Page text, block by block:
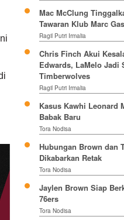
Mac McClung
Tawaran Klub Marc
Ragil Putri Irmalia
Chris Finch Akui
Edwards, LaMelo Jadi
Timberwolves
Ragil Putri Irmalia
Kasus Kawhi Leonard
Babak Baru
Tora Nodisa
Hubungan Brown dan
Dikabarkan Retak
Tora Nodisa
Jaylen Brown Siap
76ers
Tora Nodisa